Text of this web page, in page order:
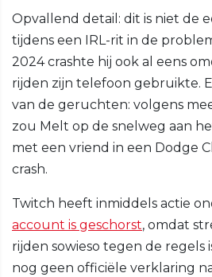
Opvallend detail: dit is niet de
tijdens een IRL-rit in de
2024 crashte hij ook al eens
rijden zijn telefoon gebruikte.
van de geruchten: volgens
zou Melt op de snelweg aan
met een vriend in een Dodge
crash.
Twitch heeft inmiddels actie
account is geschorst, omdat
rijden sowieso tegen de regels
nog geen officiële verklaring